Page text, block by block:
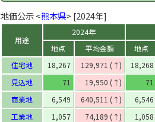
地価公示 <熊本県> [2024年]
用途
2024年
地点
平均金額
地点
住宅地
18,267 129,971 (↑)
18,268
見込地
71 19,950 (↑)
71
商業地
6,549 640,511 (↑)
6,546
工業地
1,057 74,189 (↑)
1,058